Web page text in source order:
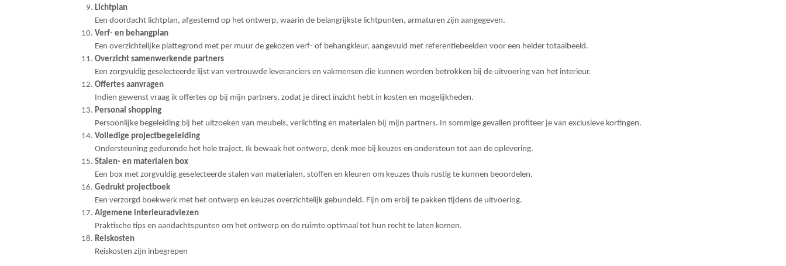
Lichtplan
Een doordacht lichtplan, afgestemd op het ontwerp, waarin de belangrijkste lichtpunten, armaturen zijn aangegeven.
Verf- en behangplan
Een overzichtelijke plattegrond met per muur de gekozen verf- of behangkleur, aangevuld met referentiebeelden voor een helder totaalbeeld.
Overzicht samenwerkende partners
Een zorgvuldig geselecteerde lijst van vertrouwde leveranciers en vakmensen die kunnen worden betrokken bij de uitvoering van het interieur.
Offertes aanvragen
Indien gewenst vraag ik offertes op bij mijn partners, zodat je direct inzicht hebt in kosten en mogelijkheden.
Personal shopping
Persoonlijke begeleiding bij het uitzoeken van meubels, verlichting en materialen bij mijn partners. In sommige gevallen profiteer je van exclusieve kortingen.
Volledige projectbegeleiding
Ondersteuning gedurende het hele traject. Ik bewaak het ontwerp, denk mee bij keuzes en ondersteun tot aan de oplevering.
Stalen- en materialen box
Een box met zorgvuldig geselecteerde stalen van materialen, stoffen en kleuren om keuzes thuis rustig te kunnen beoordelen.
Gedrukt projectboek
Een verzorgd boekwerk met het ontwerp en keuzes overzichtelijk gebundeld. Fijn om erbij te pakken tijdens de uitvoering.
Algemene interieuradviezen
Praktische tips en aandachtspunten om het ontwerp en de ruimte optimaal tot hun recht te laten komen.
Reiskosten
Reiskosten zijn inbegrepen